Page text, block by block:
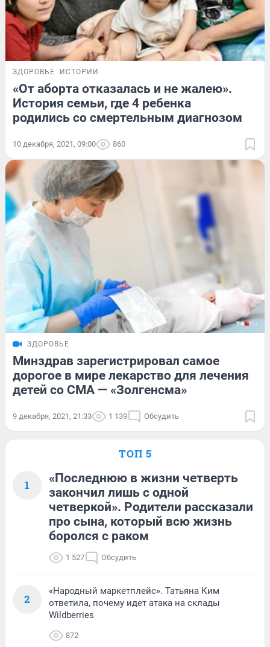
ЗДОРОВЬЕ ИСТОРИИ
«От аборта отказалась и не жалею».
История семьи, где 4 ребенка
родились со смертельным диагнозом
10 декабря, 2021, 09:00 860
ЗДОРОВЬЕ
Минздрав зарегистрировал самое
дорогое в мире лекарство для лечения
детей со СМА — «Золгенсма»
9 декабря, 2021, 21:33 1 139 Обсудить
ТОП 5
1
«Последнюю в жизни четверть
закончил лишь с одной
четверкой». Родители рассказали
про сына, который всю жизнь
боролся с раком
1 527 Обсудить
2
«Народный маркетплейс». Татьяна Ким
ответила, почему идет атака на склады
Wildberries
872